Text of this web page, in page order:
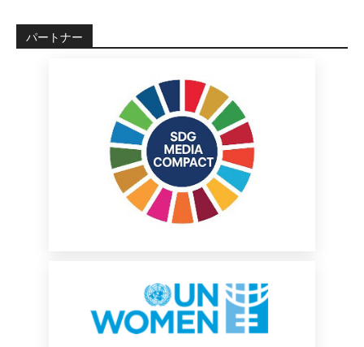
パートナー